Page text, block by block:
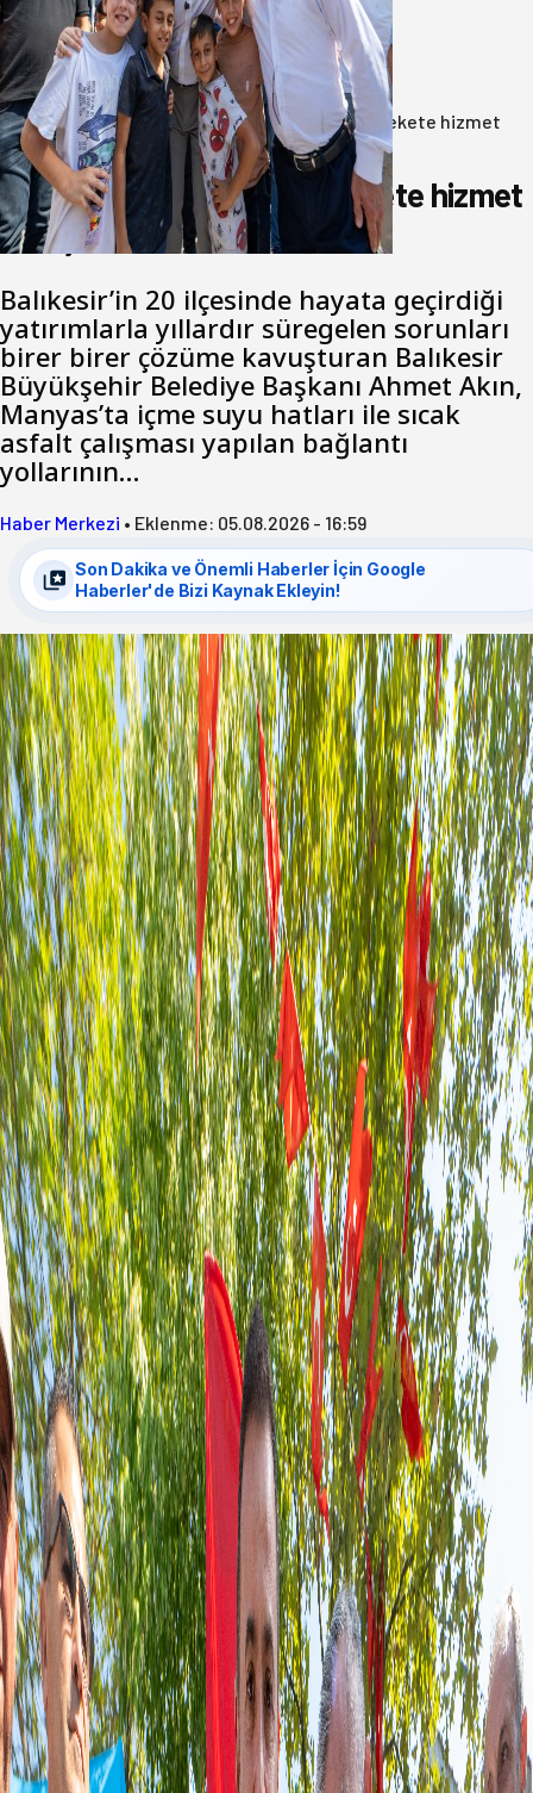
Akın: Benim derdim memlekete
hizmet hemşerim!
05 Ağustos 2026
Anasayfa/Gündem /Akın: Benim derdim memlekete hizmet
hemşerim!
Akın: Benim derdim memlekete hizmet
hemşerim!
Balıkesir’in 20 ilçesinde hayata geçirdiği
yatırımlarla yıllardır süregelen sorunları
birer birer çözüme kavuşturan Balıkesir
Büyükşehir Belediye Başkanı Ahmet Akın,
Manyas’ta içme suyu hatları ile sıcak
asfalt çalışması yapılan bağlantı
yollarının…
Haber Merkezi • Eklenme: 05.08.2026 - 16:59
Son Dakika ve Önemli Haberler İçin Google
Haberler'de Bizi Kaynak Ekleyin!